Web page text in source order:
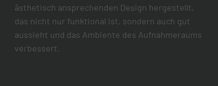
ästhetisch ansprechenden Design hergestellt,
das nicht nur funktional ist, sondern auch gut
aussieht und das Ambiente des Aufnahmeraums
verbessert.